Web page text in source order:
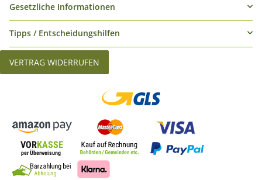
Gesetzliche Informationen
Tipps / Entscheidungshilfen
VERTRAG WIDERRUFEN